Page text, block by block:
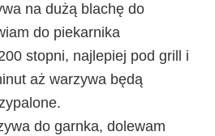
na dużą blachę do
do piekarnika
stopni, najlepiej pod grill i
aż warzywa będą
do garnka, dolewam